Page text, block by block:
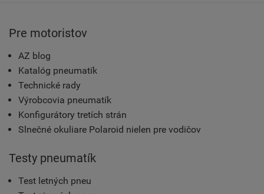
Pre motoristov
AZ blog
Katalóg pneumatík
Technické rady
Výrobcovia pneumatík
Konfigurátory tretích strán
Slnečné okuliare Polaroid nielen pre vodičov
Testy pneumatík
Test letných pneu